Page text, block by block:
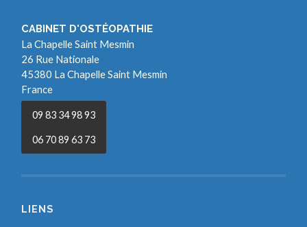
CABINET D'OSTÉOPATHIE
La Chapelle Saint Mesmin
26 Rue Nationale
45380 La Chapelle Saint Mesmin
France
09 83 34 98 93
06 70 89 63 73
LIENS